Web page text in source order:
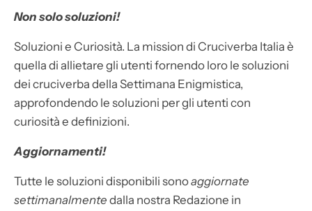
Non solo soluzioni!
Soluzioni e Curiosità. La mission di Cruciverba Italia è
quella di allietare gli utenti fornendo loro le soluzioni
dei cruciverba della Settimana Enigmistica,
approfondendo le soluzioni per gli utenti con
curiosità e definizioni.
Aggiornamenti!
Tutte le soluzioni disponibili sonoaggiornate
settimanalmente dalla nostra Redazione in